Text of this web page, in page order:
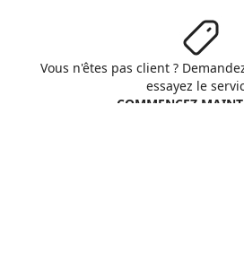
Vous n'êtes pas client ?
essayez le
COMMENCEZ